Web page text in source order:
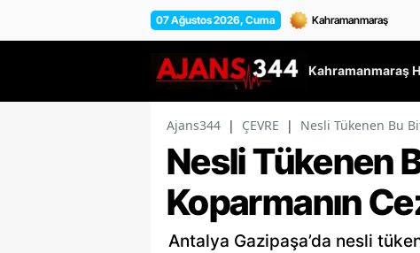
07 Ağustos 2026, Cuma
Kahramanmaraş
Ajans344 | ÇEVRE | Nesli Tükenen Bu
Nesli Tükenen
Koparmanın
Antalya Gazipaşa’da nesli